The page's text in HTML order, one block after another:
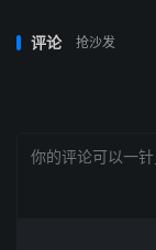
评论 抢沙发